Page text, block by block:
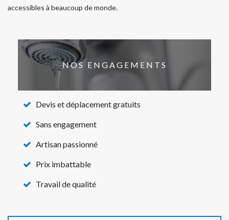
accessibles à beaucoup de monde.
NOS ENGAGEMENTS
Devis et déplacement gratuits
Sans engagement
Artisan passionné
Prix imbattable
Travail de qualité